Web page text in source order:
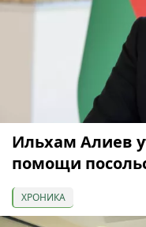
Ильхам Алиев
помощи
ХРОНИКА